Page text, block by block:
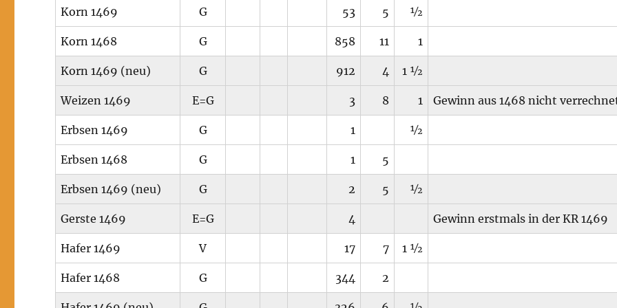
Korn 1469 G 53 5 ½
Korn 1468 G 858 11 1
Korn 1469 (neu) G 912 4 1 ½
Weizen 1469 E=G 3 8 1 Gewinn aus 1468 nicht
Erbsen 1469 G 1 ½
Erbsen 1468 G 1 5
Erbsen 1469 (neu) G 2 5 ½
Gerste 1469 E=G 4 Gewinn erstmals in der KR 1469
Hafer 1469 V 17 7 1 ½
Hafer 1468 G 344 2